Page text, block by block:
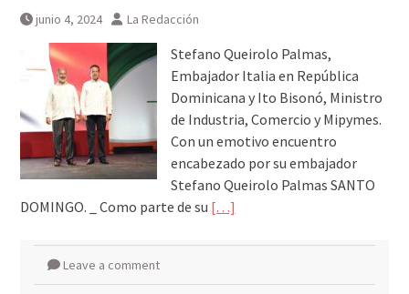
junio 4, 2024 La Redacción
Stefano Queirolo Palmas,
Embajador Italia en República
Dominicana y Ito Bisonó, Ministro
de Industria, Comercio y Mipymes.
Con un emotivo encuentro
encabezado por su embajador
Stefano Queirolo Palmas SANTO
DOMINGO. _ Como parte de su […]
Leave a comment